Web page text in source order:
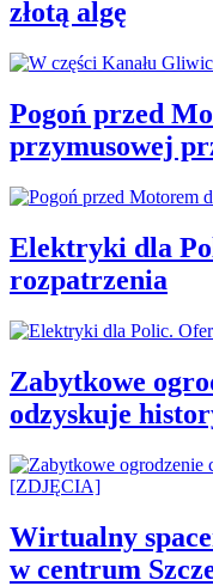
złotą algę
Pogoń przed
przymusowej
Elektryki dla
rozpatrzenia
Zabytkowe
odzyskuje
Wirtualny
w centrum